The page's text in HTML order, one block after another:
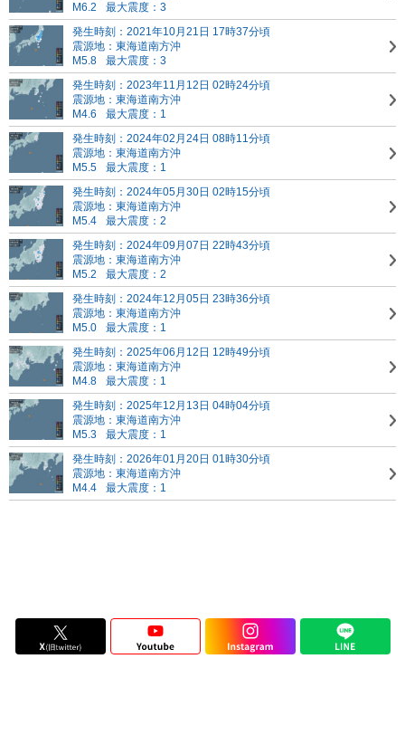
M6.2
最大震度：3
発生時刻：2021年10月21日 17時37分頃
震源地：東海道南方沖
M5.8
最大震度：3
発生時刻：2023年11月12日 02時24分頃
震源地：東海道南方沖
M4.6
最大震度：1
発生時刻：2024年02月24日 08時11分頃
震源地：東海道南方沖
M5.5
最大震度：1
発生時刻：2024年05月30日 02時15分頃
震源地：東海道南方沖
M5.4
最大震度：2
発生時刻：2024年09月07日 22時43分頃
震源地：東海道南方沖
M5.2
最大震度：2
発生時刻：2024年12月05日 23時36分頃
震源地：東海道南方沖
M5.0
最大震度：1
発生時刻：2025年06月12日 12時49分頃
震源地：東海道南方沖
M4.8
最大震度：1
発生時刻：2025年12月13日 04時04分頃
震源地：東海道南方沖
M5.3
最大震度：1
発生時刻：2026年01月20日 01時30分頃
震源地：東海道南方沖
M4.4
最大震度：1